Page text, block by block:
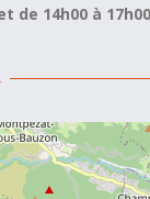
de 14h00 à 17h00